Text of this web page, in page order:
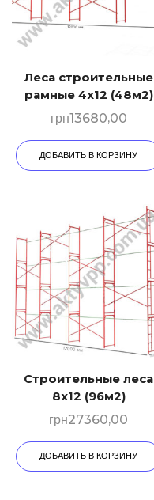
Леса строительные
рамные 4х12 (48м2)
грн13680,00
ДОБАВИТЬ В КОРЗИНУ
Строительные леса
8х12 (96м2)
грн27360,00
ДОБАВИТЬ В КОРЗИНУ